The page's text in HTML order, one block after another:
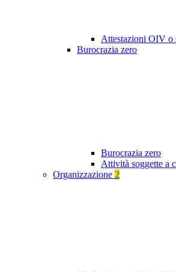
Attestazioni OIV o
Burocrazia zero
Burocrazia zero
Attività soggette a
Organizzazione 2